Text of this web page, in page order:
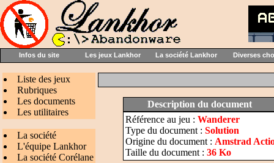
Infos du site Les jeux Lankhor La société Lankhor Diverses
Liste des jeux
Rubriques
Les documents
Les utilitaires
La société
L'équipe Lankhor
La société Corélane
Description du document
Référence au jeu : Wanderer
Type du document : Solution
Origine du document : Amstrad
Taille du document : 36 Ko